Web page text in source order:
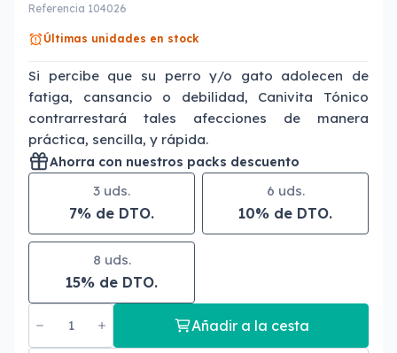
Referencia 104026
Últimas unidades en stock
Si percibe que su perro y/o gato adolecen de
fatiga, cansancio o debilidad, Canivita Tónico
contrarrestará tales afecciones de manera
práctica, sencilla, y rápida.
Ahorra con nuestros packs descuento
3 uds.
7% de DTO.
6 uds.
10% de DTO.
8 uds.
15% de DTO.
Añadir a la cesta